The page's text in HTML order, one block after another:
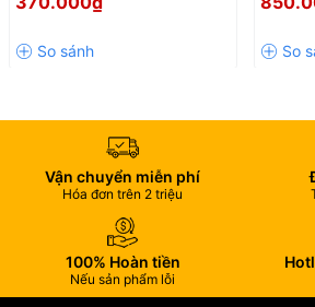
Trang bị lõi van ceramic chất lượng cao
vận hành êm ái và chống rò rỉ hiệu quả.
Bóng
Bề mặt được phủ lớp mạ Cr/Ni dày giúp
oxy hóa và duy trì độ sáng bóng lâu dài.
🔩 Kết Cấu Chắc
Thân vòi được thiết kế với kết cấu vững
Hiệu Quả, Bền Đẹp Theo Thời
Đẹp
Vận chuyển miễn phí
Hóa đơn trên 2 triệu
100% Hoàn tiền
Nếu sản phẩm lỗi